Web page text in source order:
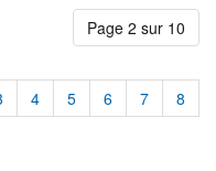
Page 2 sur 10
4 5 6 7
8